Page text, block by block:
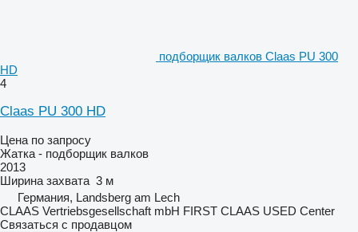
подборщик валков Claas PU 300
HD
4
Claas PU 300 HD
Цена по запросу
Жатка - подборщик валков
2013
Ширина захвата 3 м
Германия, Landsberg am Lech
CLAAS Vertriebsgesellschaft mbH FIRST CLAAS USED Center
Связаться с продавцом